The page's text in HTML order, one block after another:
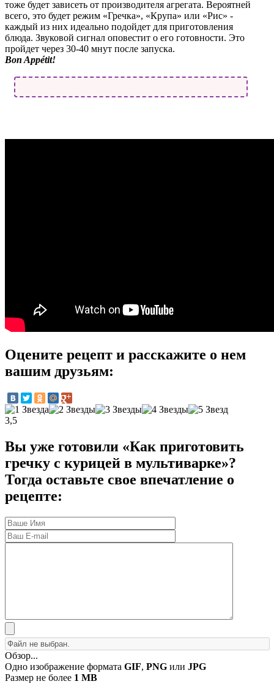
тоже будет зависеть от производителя агрегата. Вероятней
всего, это будет режим «Гречка», «Крупа» или «Рис» -
каждый из них идеально подойдет для приготовления
блюда. Звуковой сигнал оповестит о его готовности. Это
пройдет через 30-40 мнут после запуска.
Bon Appétit!
Оцените рецепт и расскажите о нем
вашим друзьям:
3,5
Вы уже готовили «Как приготовить
гречку с курицей в мультиварке»?
Тогда оставьте свое впечатление о
рецепте:
Обзор...
Одно изображение формата GIF, PNG или JPG
Размер не более 1 MB